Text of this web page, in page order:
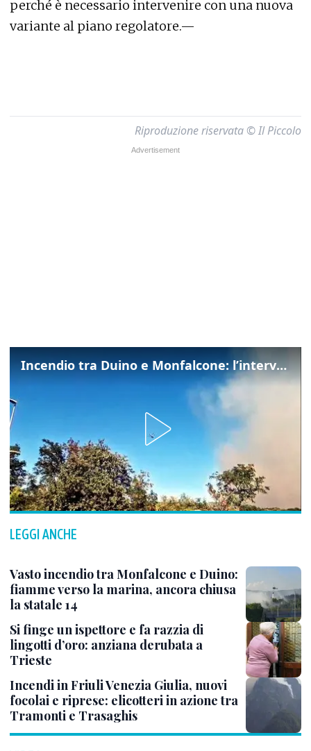
perché è necessario intervenire con una nuova
variante al piano regolatore.—
Riproduzione riservata © Il Piccolo
Incendio tra Duino e Monfalcone: l’intervento dei vigili del fuoco
LEGGI ANCHE
Vasto incendio tra Monfalcone e Duino:
fiamme verso la marina, ancora chiusa
la statale 14
Si finge un ispettore e fa razzia di
lingotti d’oro: anziana derubata a
Trieste
Incendi in Friuli Venezia Giulia, nuovi
focolai e riprese: elicotteri in azione tra
Tramonti e Trasaghis